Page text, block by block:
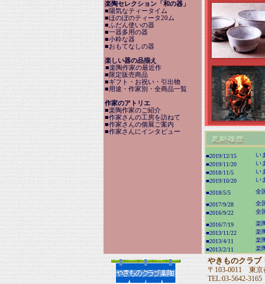
楽陶セレクション「和の器」
■陽気なティータイム
■ほのぼのティータ20ム
■ふだん使いの器
■一器多用の器
■小粋な器
■おもてなしの器
楽しい器の品揃え
■楽陶作家の最近作
■限定販売商品
■ギフト・お祝い・引出物
■用途・作家別・全商品一覧
作家のアトリエ
■楽陶作家のご紹介
■作家さんの工房を訪ねて
■作家さんの個展ご案内
■作家さんにインタビュー
■2019/12/15
い
■2019/11/20
い
■2018/11/5
い
■2019/10/20
い
■2018/5/5
全
■2017/9/28
全
■2016/9/22
全
■2016/7/19
楽
■2013/11/22
楽
■2013/4/11
楽
■2013/2/11
楽
やきものクラブ
〒103-0011 東京
TEL:03-5642-